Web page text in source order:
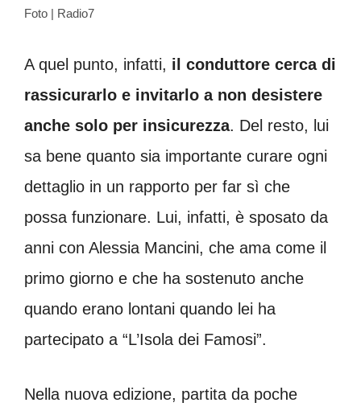
Foto | Radio7
A quel punto, infatti, il conduttore cerca di
rassicurarlo e invitarlo a non desistere
anche solo per insicurezza. Del resto, lui
sa bene quanto sia importante curare ogni
dettaglio in un rapporto per far sì che
possa funzionare. Lui, infatti, è sposato da
anni con Alessia Mancini, che ama come il
primo giorno e che ha sostenuto anche
quando erano lontani quando lei ha
partecipato a “L’Isola dei Famosi”.
Nella nuova edizione, partita da poche